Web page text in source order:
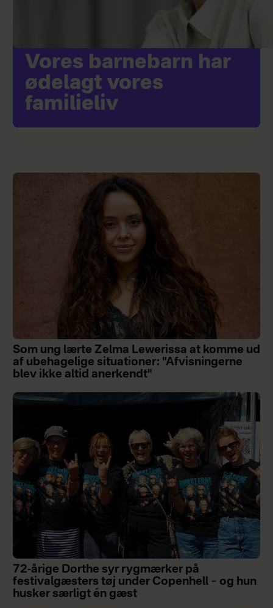
Vores barnebarn har
ødelagt vores
familieliv
Som ung lærte Zelma Lewerissa at komme ud
af ubehagelige situationer: "Afvisningerne
blev ikke altid anerkendt"
72-årige Dorthe syr rygmærker på
festivalgæsters tøj under Copenhell – og hun
husker særligt én gæst